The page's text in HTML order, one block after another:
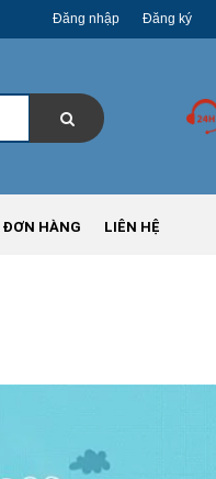
Đăng nhập Đăng ký
ĐƠN HÀNG LIÊN HỆ